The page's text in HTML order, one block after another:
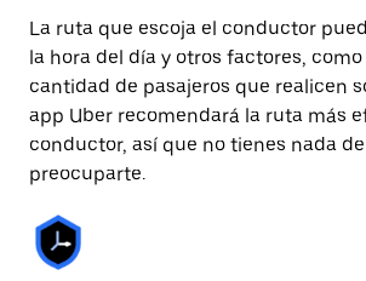
La ruta que escoja el conductor
la hora del día y otros factores,
cantidad de pasajeros que realicen
app Uber recomendará la ruta más
conductor, así que no tienes nada
preocuparte.